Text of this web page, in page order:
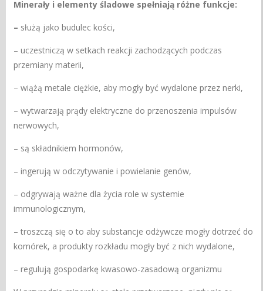
Minerały i elementy śladowe spełniają różne funkcje:
– służą jako budulec kości,
– uczestniczą w setkach reakcji zachodzących podczas
przemiany materii,
– wiążą metale ciężkie, aby mogły być wydalone przez nerki,
– wytwarzają prądy elektryczne do przenoszenia impulsów
nerwowych,
– są składnikiem hormonów,
– ingerują w odczytywanie i powielanie genów,
– odgrywają ważne dla życia role w systemie
immunologicznym,
– troszczą się o to aby substancje odżywcze mogły dotrzeć do
komórek, a produkty rozkładu mogły być z nich wydalone,
– regulują gospodarkę kwasowo-zasadową organizmu